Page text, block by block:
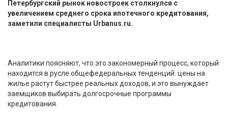
Петербургский рынок новостроек столкнулся с
увеличением среднего срока ипотечного кредитования,
заметили специалисты Urbanus.ru.
Аналитики поясняют, что это закономерный процесс, который
находится в русле общефедеральных тенденций: цены на
жилье растут быстрее реальных доходов, и это вынуждает
заемщиков выбирать долгосрочные программы
кредитования.